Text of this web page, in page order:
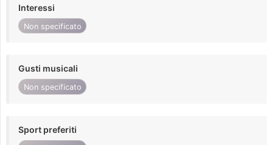
Interessi
Non specificato
Gusti musicali
Non specificato
Sport preferiti